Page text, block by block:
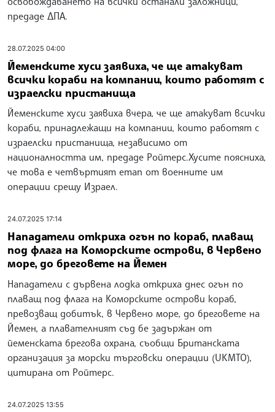
предаде ДПА.
28.07.2025 04:00
Йеменските хуси заявиха, че ще атакуват
всички кораби на компании, които работят с
израелски пристанища
Йеменските хуси заявиха вчера, че ще атакуват всички
кораби, принадлежащи на компании, които работят с
израелски пристанища, независимо от
националността им, предаде Ройтерс.Хусите поясниха,
че това е четвъртият етап от военните им
операции срещу Израел.
24.07.2025 17:14
Нападатели откриха огън по кораб, плаващ
под флага на Коморските острови, в Червено
море, до бреговете на Йемен
Нападатели с дървена лодка откриха днес огън по
плаващ под флага на Коморските острови кораб,
превозващ добитък, в Червено море, до бреговете на
Йемен, а плавателният съд бе задържан от
йеменската брегова охрана, съобщи Британската
организация за морски търговски операции (UKMTO),
цитирана от Ройтерс.
24.07.2025 13:55